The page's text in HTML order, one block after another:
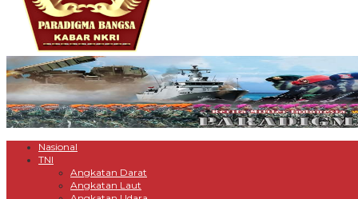
Nasional
TNI
Angkatan Darat
Angkatan Laut